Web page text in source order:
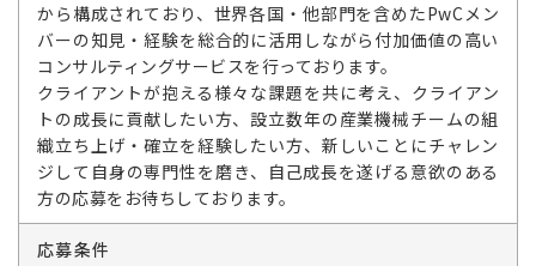
から構成されており、世界各国・他部門を含めたPwCメン
バーの知見・経験を総合的に活用しながら付加価値の高い
コンサルティングサービスを行っております。
クライアントが抱える様々な課題を共に考え、クライアン
トの成長に貢献したい方、設立数年の産業機械チームの組
織立ち上げ・確立を経験したい方、新しいことにチャレン
ジして自身の専門性を磨き、自己成長を遂げる意欲のある
方の応募をお待ちしております。
応募条件